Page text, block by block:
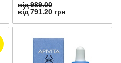
від 989.00
від 791.20 грн